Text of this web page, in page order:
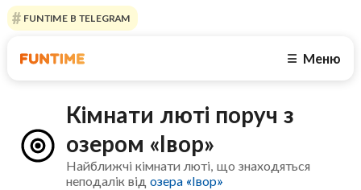
FUNTIME В TELEGRAM
☰ Меню
Кімнати люті поруч з
озером «Івор»
Найближчі кімнати люті, що знаходяться
неподалік відозера «Івор»